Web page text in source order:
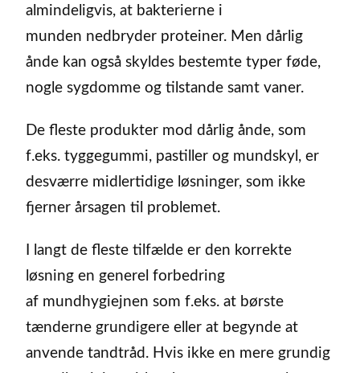
almindeligvis, at bakterierne i
munden nedbryder proteiner. Men dårlig
ånde kan også skyldes bestemte typer føde,
nogle sygdomme og tilstande samt vaner.
De fleste produkter mod dårlig ånde, som
f.eks. tyggegummi, pastiller og mundskyl, er
desværre midlertidige løsninger, som ikke
fjerner årsagen til problemet.
I langt de fleste tilfælde er den korrekte
løsning en generel forbedring
af mundhygiejnen som f.eks. at børste
tænderne grundigere eller at begynde at
anvende tandtråd. Hvis ikke en mere grundig